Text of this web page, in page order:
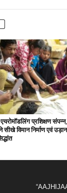
प्रशिक्षण संपन्न,
ने सीखे विमान निर्माण एवं